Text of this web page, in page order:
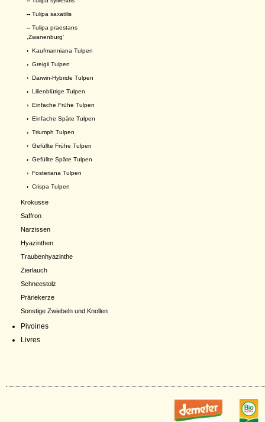
-- Tulipa saxatilis
-- Tulipa praestans
,Zwanenburg’
› Kaufmanniana Tulpen
› Greigii Tulpen
› Darwin-Hybride Tulpen
› Lilienblütige Tulpen
› Einfache Frühe Tulpen
› Einfache Späte Tulpen
› Triumph Tulpen
› Gefüllte Frühe Tulpen
› Gefüllte Späte Tulpen
› Fosteriana Tulpen
› Crispa Tulpen
Krokusse
Saffron
Narzissen
Hyazinthen
Traubenhyazinthe
Zierlauch
Schneestolz
Präriekerze
Sonstige Zwiebeln und Knollen
Pivoines
Livres